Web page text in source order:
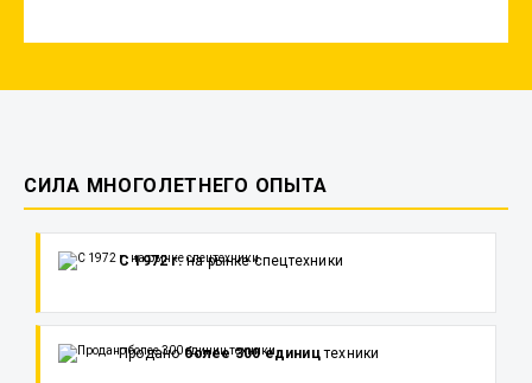
СИЛА МНОГОЛЕТНЕГО ОПЫТА
С 1972 г.на рынке спецтехники
Проданоболее 300 едиництехники